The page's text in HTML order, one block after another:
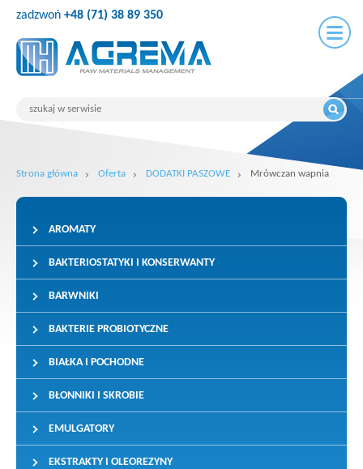
zadzwoń +48 (71) 38 89 350
Strona główna Oferta DODATKI PASZOWE Mrówczan wapnia
AROMATY
BAKTERIOSTATYKI I KONSERWANTY
BARWNIKI
BAKTERIE PROBIOTYCZNE
BIAŁKA I POCHODNE
BŁONNIKI I SKROBIE
EMULGATORY
EKSTRAKTY I OLEOREZYNY